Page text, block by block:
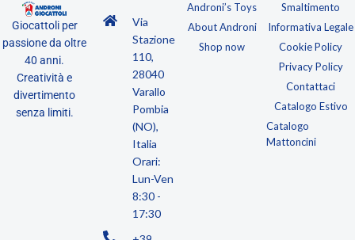
Giocattoli per
passione da oltre
40 anni.
Creatività e
divertimento
senza limiti.
Via
Stazione
110,
28040
Varallo
Pombia
(NO),
Italia
Orari:
Lun-Ven
8:30 -
17:30
Androni’s Toys
About Androni
Shop now
Smaltimento
Informativa Legale
Cookie Policy
Privacy Policy
Contattaci
Catalogo Estivo
Catalogo
Mattoncini